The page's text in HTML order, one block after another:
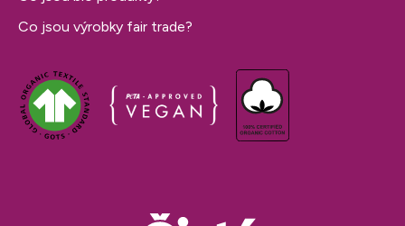
Co jsou výrobky fair trade?